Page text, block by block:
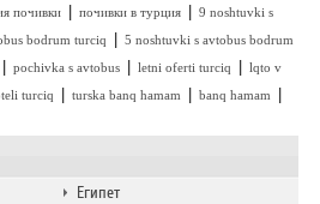
Египет
почивки | почивки в турция | 9 noshtuvki s
bodrum turciq | 5 noshtuvki s avtobus bodrum
| pochivka s avtobus | letni oferti turciq | lqto v
turciq | turska banq hamam | banq hamam |